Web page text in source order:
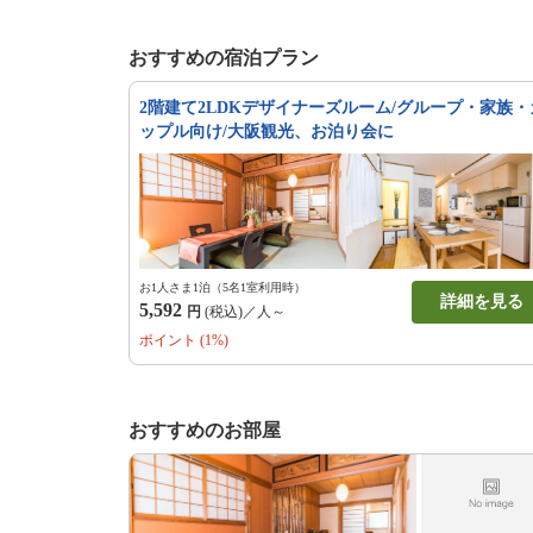
おすすめの宿泊プラン
2階建て2LDKデザイナーズルーム/グループ・家族・
ップル向け/大阪観光、お泊り会に
お1人さま1泊（5名1室利用時）
5,592 円 (税込)／人～
詳細を見る
ポイント (1%)
おすすめのお部屋